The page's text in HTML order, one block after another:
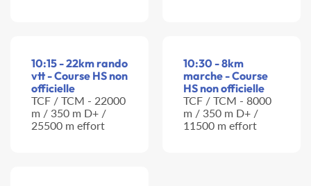
10:15 - 22km rando
vtt - Course HS non
officielle
TCF / TCM - 22000
m / 350 m D+ /
25500 m effort
10:30 - 8km
marche - Course
HS non officielle
TCF / TCM - 8000
m / 350 m D+ /
11500 m effort